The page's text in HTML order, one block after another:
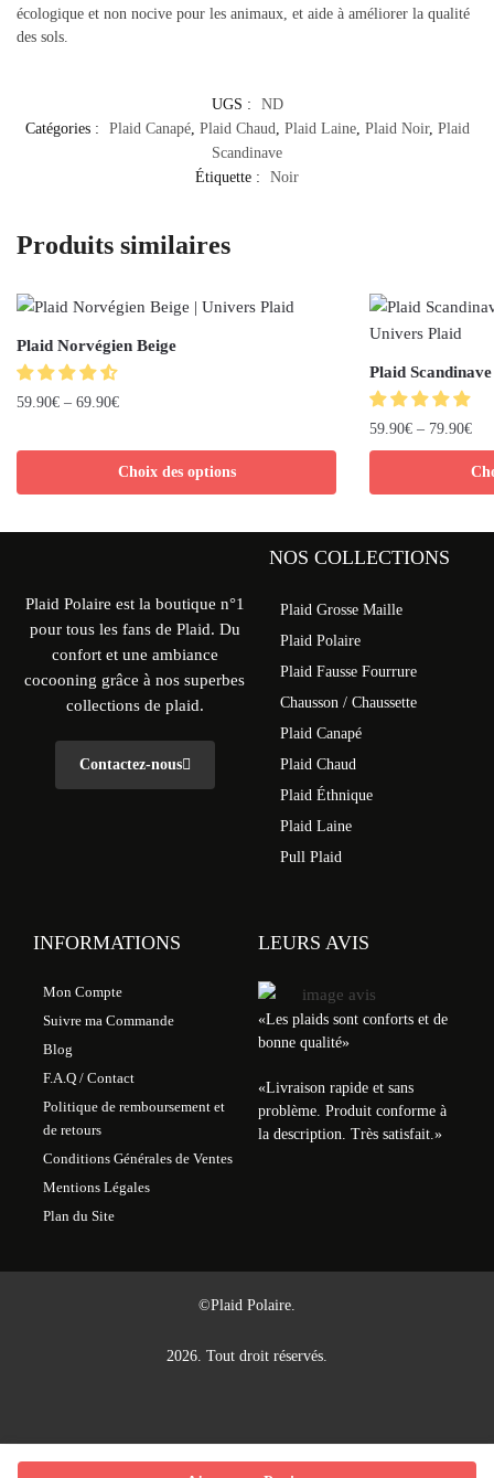
écologique et non nocive pour les animaux, et aide à améliorer la qualité
des sols.
UGS :
ND
Catégories :
Plaid Canapé, Plaid Chaud Plaid Laine, Plaid Noir, Plaid
Scandinave
Étiquette :
Noir
Produits similaires
Plaid Norvégien Beige
59.90€ – 69.90€
Choix des options
Plaid
59.90€ – 79.90€
Plaid Polaire est la boutique n°1
pour tous les fans de Plaid. Du
confort et une ambiance
cocooning grâce à nos superbes
collections de plaid.
Contactez-nous
NOS COLLECTIONS
Plaid Grosse Maille
Plaid Polaire
Plaid Fausse Fourrure
Chausson / Chaussette
Plaid Canapé
Plaid Chaud
Plaid Éthnique
Plaid Laine
Pull Plaid
INFORMATIONS
Mon Compte
Suivre ma Commande
Blog
F.A.Q / Contact
Politique de remboursement et
de retours
Conditions Générales de Ventes
Mentions Légales
Plan du Site
LEURS AVIS
«Les plaids sont conforts et de
bonne qualité»
«Livraison rapide et sans
problème. Produit conforme à
la description. Très satisfait. »
©Plaid Polaire.
2026. Tout droit réservés.